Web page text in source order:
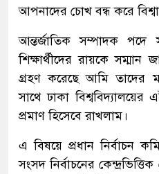
আপনাদের চোখ বন্ধ করে
আন্তর্জাতিক সম্পাদক পদে
শিক্ষার্থীদের রায়কে সম্মান
গ্রহণ করেছে আমি তাদের
সাথে ঢাকা
প্রমাণ হিসেবে রাখলাম।
এ বিষয়ে প্রধান নির্বাচন
সংসদ নির্বাচনের